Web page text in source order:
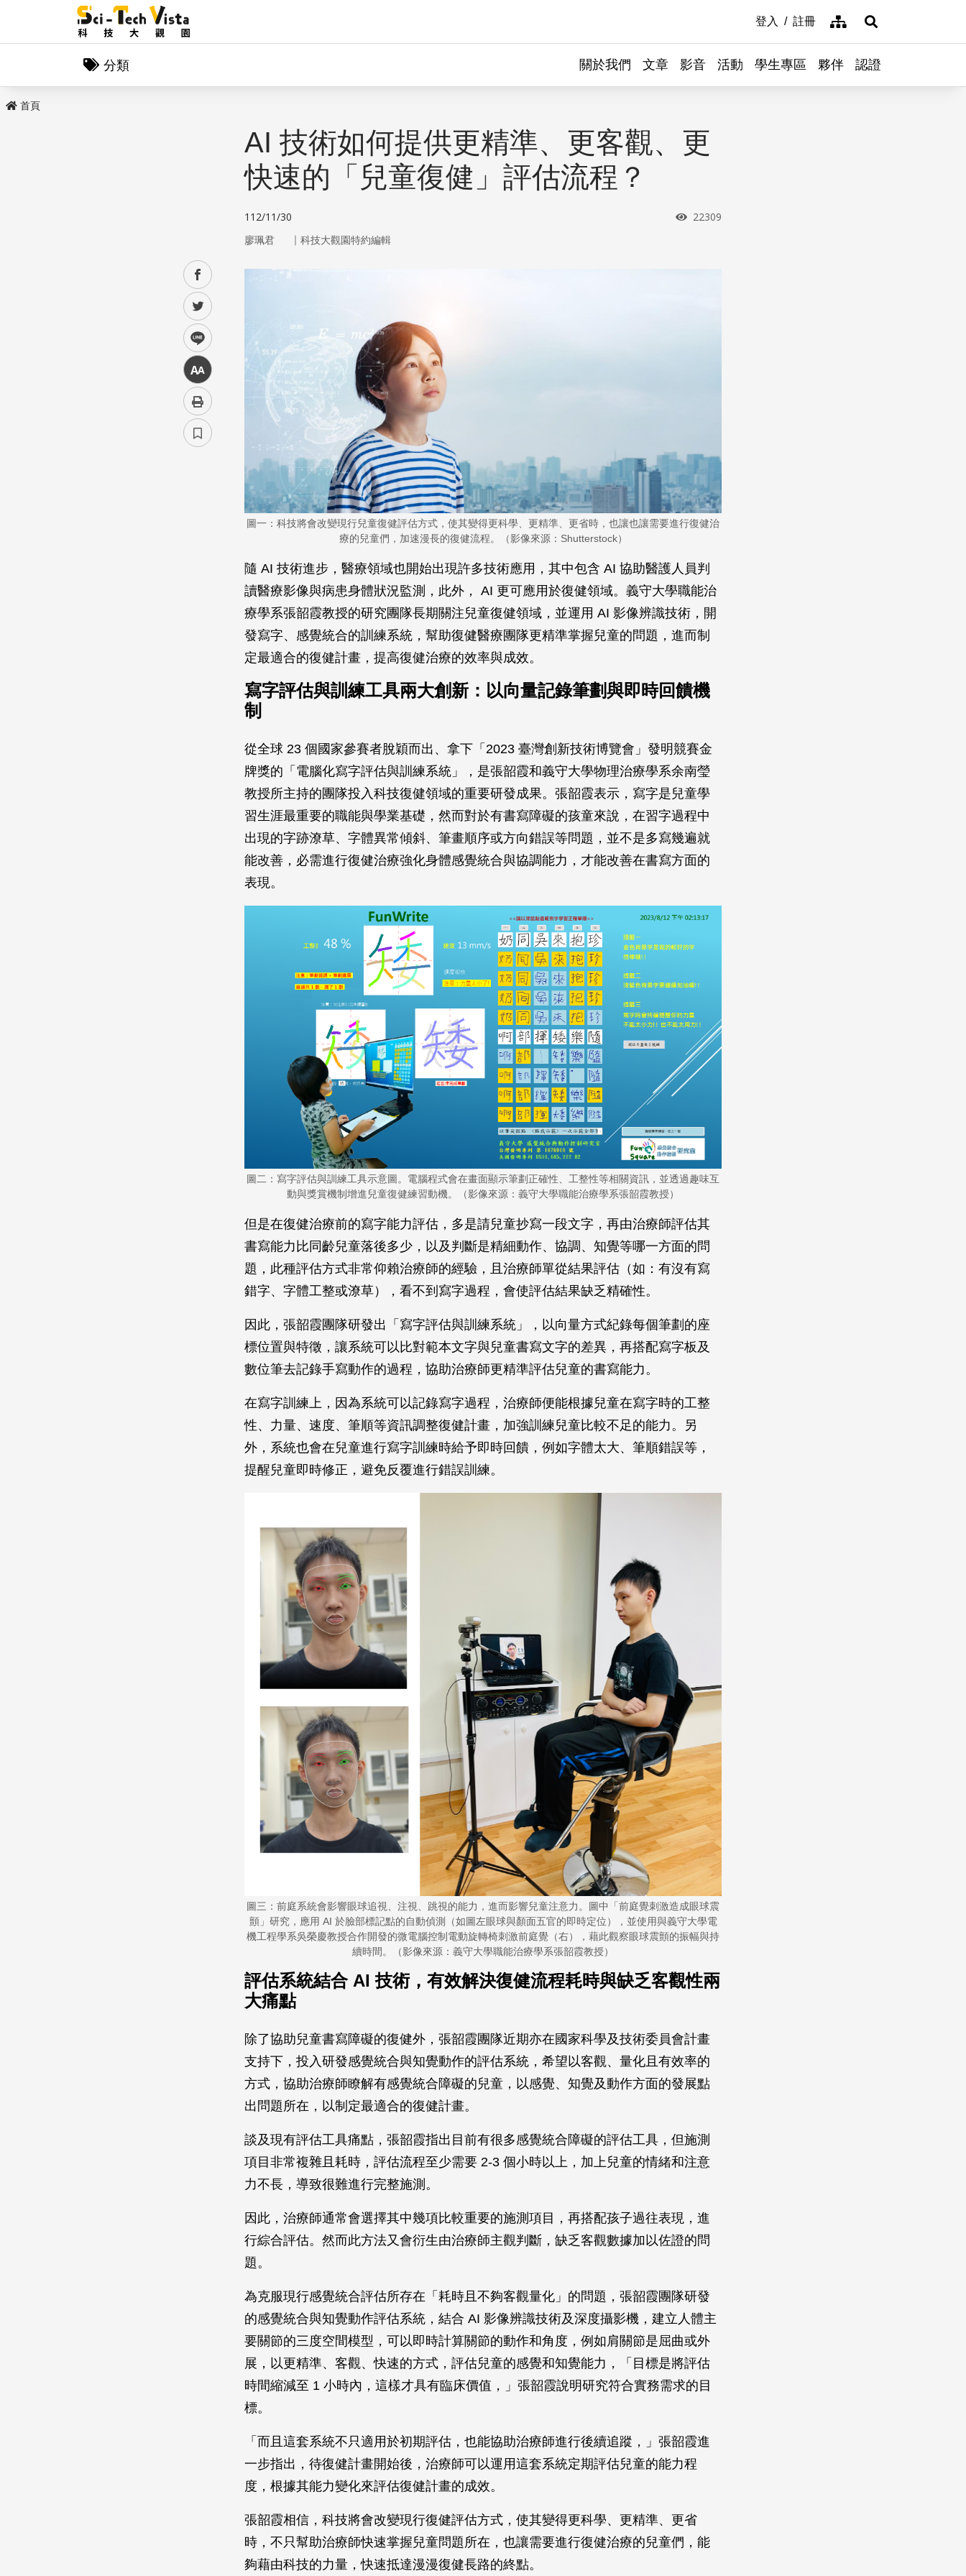
登入 註冊 網站導覽展開搜尋
分類 關於我們 文章 影音 活動 學生專區 夥伴 認證
首頁
facebook
twitter
line
中
AI 技術如何提供更精準、更客觀、更
快速的「兒童復健」評估流程？
112/11/30 瀏覽次數
22309
廖珮君 ｜ 科技大觀園特約編輯
圖一：科技將會改變現行兒童復健評估方式，使其變得更科學、更精準、更省時，也讓也讓需要進行復健治
療的兒童們，加速漫長的復健流程。（影像來源：Shutterstock）
隨 AI 技術進步，醫療領域也開始出現許多技術應用，其中包含 AI 協助醫護人員判
讀醫療影像與病患身體狀況監測，此外， AI 更可應用於復健領域。義守大學職能治
療學系張韶霞教授的研究團隊長期關注兒童復健領域，並運用 AI 影像辨識技術，開
發寫字、感覺統合的訓練系統，幫助復健醫療團隊更精準掌握兒童的問題，進而制
定最適合的復健計畫，提高復健治療的效率與成效。
寫字評估與訓練工具兩大創新：以向量記錄筆劃與即時回饋機
制
從全球 23 個國家參賽者脫穎而出、拿下「2023 臺灣創新技術博覽會」發明競賽金
牌獎的「電腦化寫字評估與訓練系統」，是張韶霞和義守大學物理治療學系余南瑩
教授所主持的團隊投入科技復健領域的重要研發成果。張韶霞表示，寫字是兒童學
習生涯最重要的職能與學業基礎，然而對於有書寫障礙的孩童來說，在習字過程中
出現的字跡潦草、字體異常傾斜、筆畫順序或方向錯誤等問題，並不是多寫幾遍就
能改善，必需進行復健治療強化身體感覺統合與協調能力，才能改善在書寫方面的
表現。
圖二：寫字評估與訓練工具示意圖。電腦程式會在畫面顯示筆劃正確性、工整性等相關資訊，並透過趣味互
動與獎賞機制增進兒童復健練習動機。（影像來源：義守大學職能治療學系張韶霞教授）
但是在復健治療前的寫字能力評估，多是請兒童抄寫一段文字，再由治療師評估其
書寫能力比同齡兒童落後多少，以及判斷是精細動作、協調、知覺等哪一方面的問
題，此種評估方式非常仰賴治療師的經驗，且治療師單從結果評估（如：有沒有寫
錯字、字體工整或潦草），看不到寫字過程，會使評估結果缺乏精確性。
因此，張韶霞團隊研發出「寫字評估與訓練系統」，以向量方式紀錄每個筆劃的座
標位置與特徵，讓系統可以比對範本文字與兒童書寫文字的差異，再搭配寫字板及
數位筆去記錄手寫動作的過程，協助治療師更精準評估兒童的書寫能力。
在寫字訓練上，因為系統可以記錄寫字過程，治療師便能根據兒童在寫字時的工整
性、力量、速度、筆順等資訊調整復健計畫，加強訓練兒童比較不足的能力。另
外，系統也會在兒童進行寫字訓練時給予即時回饋，例如字體太大、筆順錯誤等，
提醒兒童即時修正，避免反覆進行錯誤訓練。
圖三：前庭系統會影響眼球追視、注視、跳視的能力，進而影響兒童注意力。圖中「前庭覺刺激造成眼球震
顫」研究，應用 AI 於臉部標記點的自動偵測（如圖左眼球與顏面五官的即時定位），並使用與義守大學電
機工程學系吳榮慶教授合作開發的微電腦控制電動旋轉椅刺激前庭覺（右），藉此觀察眼球震顫的振幅與持
續時間。（影像來源：義守大學職能治療學系張韶霞教授）
評估系統結合 AI 技術，有效解決復健流程耗時與缺乏客觀性兩
大痛點
除了協助兒童書寫障礙的復健外，張韶霞團隊近期亦在國家科學及技術委員會計畫
支持下，投入研發感覺統合與知覺動作的評估系統，希望以客觀、量化且有效率的
方式，協助治療師瞭解有感覺統合障礙的兒童，以感覺、知覺及動作方面的發展點
出問題所在，以制定最適合的復健計畫。
談及現有評估工具痛點，張韶霞指出目前有很多感覺統合障礙的評估工具，但施測
項目非常複雜且耗時，評估流程至少需要 2-3 個小時以上，加上兒童的情緒和注意
力不長，導致很難進行完整施測。
因此，治療師通常會選擇其中幾項比較重要的施測項目，再搭配孩子過往表現，進
行綜合評估。然而此方法又會衍生由治療師主觀判斷，缺乏客觀數據加以佐證的問
題。
為克服現行感覺統合評估所存在「耗時且不夠客觀量化」的問題，張韶霞團隊研發
的感覺統合與知覺動作評估系統，結合 AI 影像辨識技術及深度攝影機，建立人體主
要關節的三度空間模型，可以即時計算關節的動作和角度，例如肩關節是屈曲或外
展，以更精準、客觀、快速的方式，評估兒童的感覺和知覺能力，「目標是將評估
時間縮減至 1 小時內，這樣才具有臨床價值，」張韶霞說明研究符合實務需求的目
標。
「而且這套系統不只適用於初期評估，也能協助治療師進行後續追蹤，」張韶霞進
一步指出，待復健計畫開始後，治療師可以運用這套系統定期評估兒童的能力程
度，根據其能力變化來評估復健計畫的成效。
張韶霞相信，科技將會改變現行復健評估方式，使其變得更科學、更精準、更省
時，不只幫助治療師快速掌握兒童問題所在，也讓需要進行復健治療的兒童們，能
夠藉由科技的力量，快速抵達漫漫復健長路的終點。